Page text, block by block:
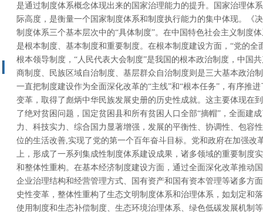
是通过制度体系概念体现出来的国家治理能力的提升。国家治理体
际高度，是衡量一个国家制度体系和制度执行能力的集中体现。《
制度体系三个基本层次中的“具体制度”。在中国特色社会主义制度
是根本制度、基本制度和重要制度。在根本制度建设方面，“党的全
根本领导制度，“人民代表大会制度”是我国的根本政治制度，中国
商制度、民族区域自治制度、基层群众自治制度则是三大基本政治
一直把制度建设作为全面深化改革的“主线”和“根本任务”，有序推
变革，取得了彪炳中华民族发展史册的历史性成就。这主要体现在
了绝对贫困问题，国定贫困县和所有贫困人口全部“摘帽”，全面建
力、科技实力、综合国力显著增强，发展的平衡性、协调性、包容
位的生活改善,实现了党的第一个百年奋斗目标。党和政府在加强改
上，形成了一系列集成性制度体系建设成果，诸多领域的重要制度
和整体性重构。在基本经济制度建设方面，通过全面深化改革推动
企业治理结构和经营管理方式、国有资产和国有资本管理等诸多方
史性变革，整体性重构了生态文明制度体系和治理体系，如划定和
使用制度和生态补偿制度、生态环境治理体系、绿色低碳发展机制